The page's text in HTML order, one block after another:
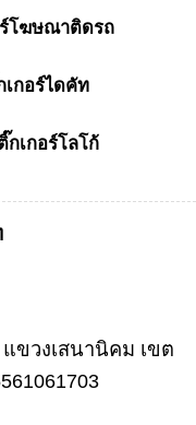
โฆษณาติดรถ
เกอร์ไดคัท
กเกอร์โลโก้
ขวงเสนานิคม เขต